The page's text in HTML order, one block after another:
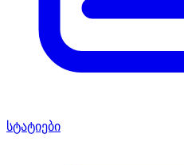
სტატიები